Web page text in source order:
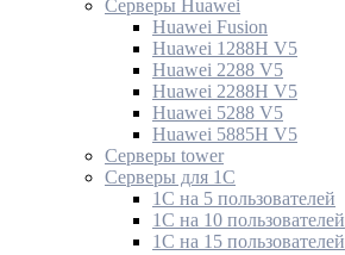
Серверы Huawei
Huawei Fusion
Huawei 1288H V5
Huawei 2288 V5
Huawei 2288H V5
Huawei 5288 V5
Huawei 5885H V5
Серверы tower
Серверы для 1C
1С на 5 пользователей
1С на 10 пользователей
1С на 15 пользователей